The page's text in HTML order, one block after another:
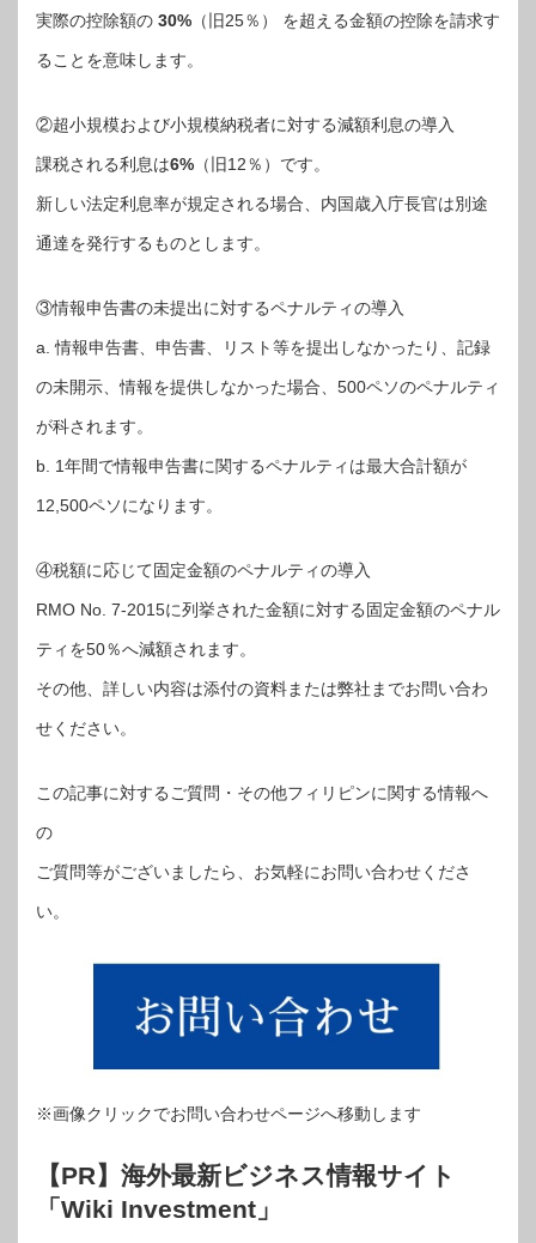
実際の控除額の 30% （旧25％） を超える金額の控除を請求す
ることを意味します。
②超小規模および小規模納税者に対する減額利息の導入
課税される利息は6% （旧12％）です。
新しい法定利息率が規定される場合、内国歳入庁長官は別途
通達を発行するものとします。
③情報申告書の未提出に対するペナルティの導入
a. 情報申告書、申告書、リスト等を提出しなかったり、記録
の未開示、情報を提供しなかった場合、500ペソのペナルティ
が科されます。
b. 1年間で情報申告書に関するペナルティは最大合計額が
12,500ペソになります。
④税額に応じて固定金額のペナルティの導入
RMO No. 7-2015に列挙された金額に対する固定金額のペナル
ティを50％へ減額されます。
その他、詳しい内容は添付の資料または弊社までお問い合わ
せください。
この記事に対するご質問・その他フィリピンに関する情報へ
の
ご質問等がございましたら、お気軽にお問い合わせくださ
い。
※画像クリックでお問い合わせページへ移動します
【PR】海外最新ビジネス情報サイト
「Wiki Investment」